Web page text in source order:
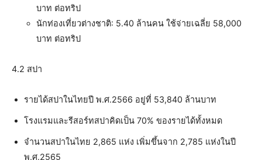
บาท ต่อทริป
นักท่องเที่ยวต่างชาติ: 5.40 ล้านคน ใช้จ่ายเฉลี่ย 58,000
บาท ต่อทริป
4.2 สปา
รายได้สปาในไทยปี พ.ศ.2566 อยู่ที่ 53,840 ล้านบาท
โรงแรมและรีสอร์ทสปาคิดเป็น 70% ของรายได้ทั้งหมด
จำนวนสปาในไทย 2,865 แห่ง เพิ่มขึ้นจาก 2,785 แห่งในปี
พ.ศ.2565